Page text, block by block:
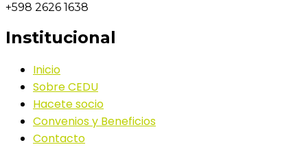
+598 2626 1638
Institucional
Inicio
Sobre CEDU
Hacete socio
Convenios y Beneficios
Contacto